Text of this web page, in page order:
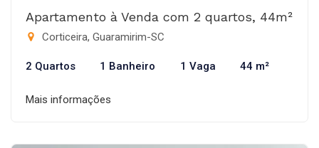
Apartamento à Venda com 2 quartos, 44m²
Corticeira, Guaramirim-SC
2 Quartos 1 Banheiro 1 Vaga 44 m²
Mais informações